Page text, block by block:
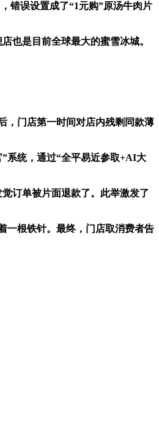
错误设置成了“1元购”原汤牛肉片
也是目前全球最大的蜜雪冰城。
门店第一时间对店内残剩同款薄
系统，通过“全平易近参取+AI大
订单被片面退款了。此举激发了
根铁针。最终，门店取消费者告